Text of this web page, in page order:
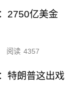
2750亿美金
阅读 4357
特朗普这出戏